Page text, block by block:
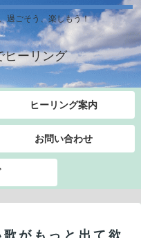
過ごそう、楽しもう！
ヒーリング
ヒーリング案内
お問い合わせ